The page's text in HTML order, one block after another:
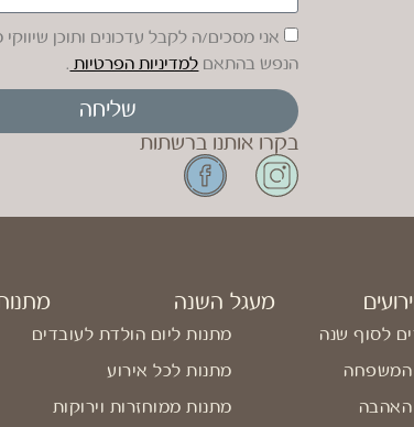
אני מסכים/ה לקבל עדכונים ותוכן
הנפש בהתאם למדיניות הפרטיות .
שליחה
בקרו אותנו ברשתות
לסוף שנה
המשפחה
האהבה
מעגל השנה
מתנות ליום הולדת לעובדים
מתנות לכל אירוע
מתנות ממוחזרות וירוקות